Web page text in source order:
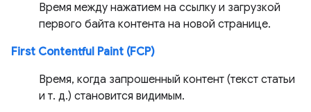
Время между нажатием на ссылку и загрузкой
первого байта контента на новой странице.
First Contentful Paint (FCP)
Время, когда запрошенный контент (текст статьи
и т. д.) становится видимым.